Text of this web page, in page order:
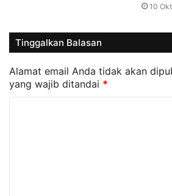
10
Tinggalkan Balasan
Alamat email Anda tidak akan
yang wajib ditandai *